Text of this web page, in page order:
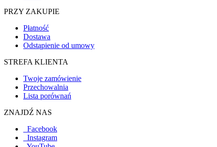
PRZY ZAKUPIE
Płatność
Dostawa
Odstąpienie od umowy
STREFA KLIENTA
Twoje zamówienie
Przechowalnia
Lista porównań
ZNAJDŹ NAS
Facebook
Instagram